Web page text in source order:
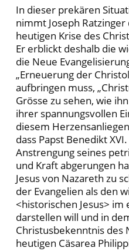
In dieser prekären
nimmt Joseph
heutigen Krise des
Er erblickt deshalb die
die Neue
„Erneuerung der
aufbringen muss,
Grösse zu sehen, wie
ihrer spannungsvollen
diesem
dass Papst Benedikt
Anstrengung seines
und Kraft abgerungen
Jesus von Nazareth zu
der Evangelien als den
<historischen Jesus> im
darstellen will und in
Christusbekenntnis des
heutigen Cäsarea